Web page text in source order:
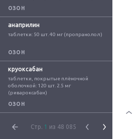
ОЗОН
анаприлин
таблетки: 50 шт. 40 мг (пропранолол)
ОЗОН
круоксабан
таблетки, покрытые плёночной
оболочкой: 120 шт. 2.5 мг
(ривароксабан)
ОЗОН
Стр. 1 из 48 085